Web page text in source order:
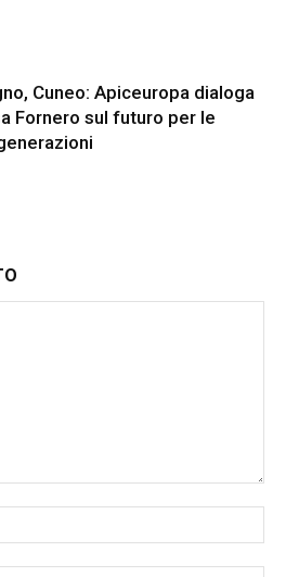
Cuneo: Apiceuropa dialoga
Fornero sul futuro per le